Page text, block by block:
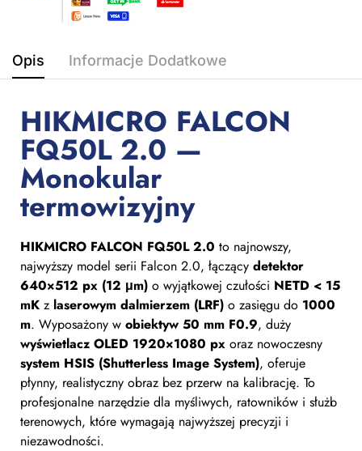
Opis Informacje Dodatkowe
HIKMICRO FALCON
FQ50L 2.0 —
Monokular
termowizyjny
HIKMICRO FALCON FQ50L 2.0 to najnowszy,
najwyższy model serii Falcon 2.0, łączący detektor
640×512 px (12 μm) o wyjątkowej czułości NETD < 15
mK z laserowym dalmierzem (LRF) o zasięgu do 1000
m. Wyposażony w obiektyw 50 mm F0.9, duży
wyświetlacz OLED 1920×1080 px oraz nowoczesny
system HSIS (Shutterless Image System), oferuje
płynny, realistyczny obraz bez przerw na kalibrację. To
profesjonalne narzędzie dla myśliwych, ratowników i służb
terenowych, które wymagają najwyższej precyzji i
niezawodności.